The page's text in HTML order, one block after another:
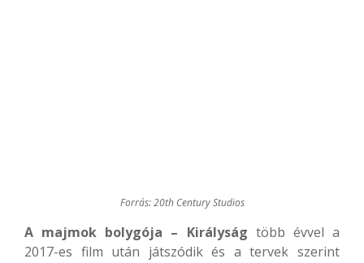
Forrás: 20th Century Studios
A majmok bolygója – Királyság több évvel a
2017-es film után játszódik és a tervek szerint